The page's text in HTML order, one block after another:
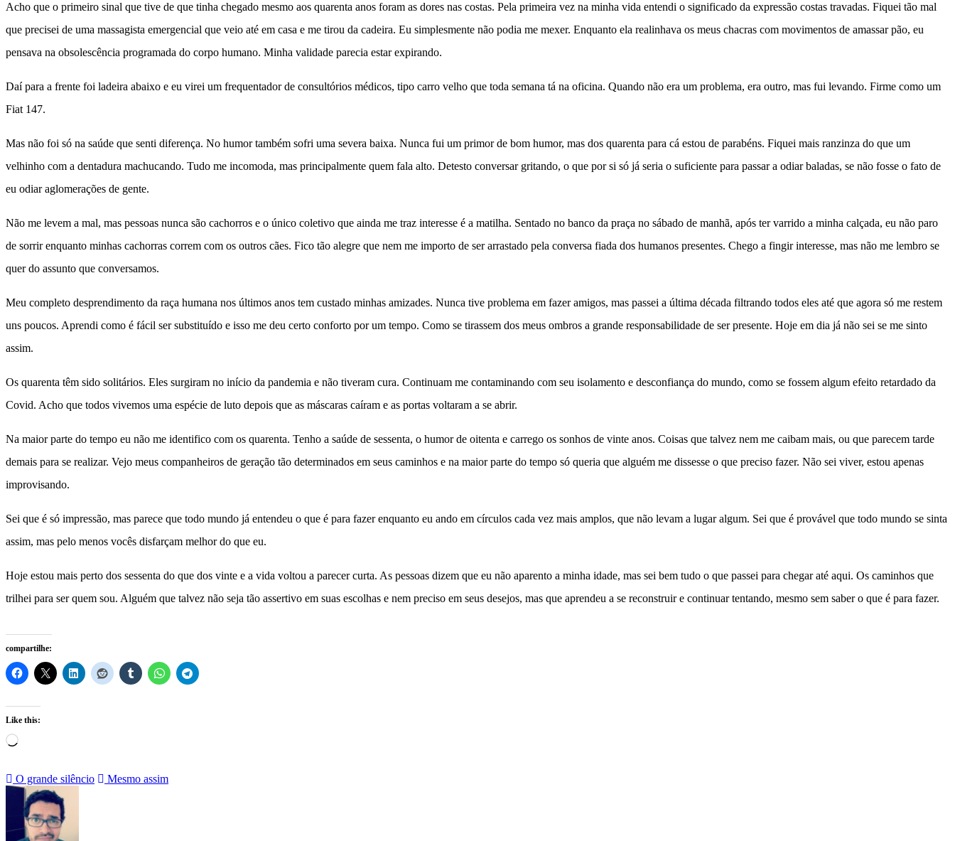
Acho que o primeiro sinal que tive de que tinha chegado mesmo aos quarenta anos foram as dores nas costas. Pela primeira vez na minha vida entendi o significado da expressão costas travadas. Fiquei tão mal
que precisei de uma massagista emergencial que veio até em casa e me tirou da cadeira. Eu simplesmente não podia me mexer. Enquanto ela realinhava os meus chacras com movimentos de amassar pão, eu
pensava na obsolescência programada do corpo humano. Minha validade parecia estar expirando.
Daí para a frente foi ladeira abaixo e eu virei um frequentador de consultórios médicos, tipo carro velho que toda semana tá na oficina. Quando não era um problema, era outro, mas fui levando. Firme como um
Fiat 147.
Mas não foi só na saúde que senti diferença. No humor também sofri uma severa baixa. Nunca fui um primor de bom humor, mas dos quarenta para cá estou de parabéns. Fiquei mais ranzinza do que um
velhinho com a dentadura machucando. Tudo me incomoda, mas principalmente quem fala alto. Detesto conversar gritando, o que por si só já seria o suficiente para passar a odiar baladas, se não fosse o fato de
eu odiar aglomerações de gente.
Não me levem a mal, mas pessoas nunca são cachorros e o único coletivo que ainda me traz interesse é a matilha. Sentado no banco da praça no sábado de manhã, após ter varrido a minha calçada, eu não paro
de sorrir enquanto minhas cachorras correm com os outros cães. Fico tão alegre que nem me importo de ser arrastado pela conversa fiada dos humanos presentes. Chego a fingir interesse, mas não me lembro se
quer do assunto que conversamos.
Meu completo desprendimento da raça humana nos últimos anos tem custado minhas amizades. Nunca tive problema em fazer amigos, mas passei a última década filtrando todos eles até que agora só me restem
uns poucos. Aprendi como é fácil ser substituído e isso me deu certo conforto por um tempo. Como se tirassem dos meus ombros a grande responsabilidade de ser presente. Hoje em dia já não sei se me sinto
assim.
Os quarenta têm sido solitários. Eles surgiram no início da pandemia e não tiveram cura. Continuam me contaminando com seu isolamento e desconfiança do mundo, como se fossem algum efeito retardado da
Covid. Acho que todos vivemos uma espécie de luto depois que as máscaras caíram e as portas voltaram a se abrir.
Na maior parte do tempo eu não me identifico com os quarenta. Tenho a saúde de sessenta, o humor de oitenta e carrego os sonhos de vinte anos. Coisas que talvez nem me caibam mais, ou que parecem tarde
demais para se realizar. Vejo meus companheiros de geração tão determinados em seus caminhos e na maior parte do tempo só queria que alguém me dissesse o que preciso fazer. Não sei viver, estou apenas
improvisando.
Sei que é só impressão, mas parece que todo mundo já entendeu o que é para fazer enquanto eu ando em círculos cada vez mais amplos, que não levam a lugar algum. Sei que é provável que todo mundo se sinta
assim, mas pelo menos vocês disfarçam melhor do que eu.
Hoje estou mais perto dos sessenta do que dos vinte e a vida voltou a parecer curta. As pessoas dizem que eu não aparento a minha idade, mas sei bem tudo o que passei para chegar até aqui. Os caminhos que
trilhei para ser quem sou. Alguém que talvez não seja tão assertivo em suas escolhas e nem preciso em seus desejos, mas que aprendeu a se reconstruir e continuar tentando, mesmo sem saber o que é para fazer.
compartilhe:
Like this:
Loading…
O grande silêncio Mesmo assim